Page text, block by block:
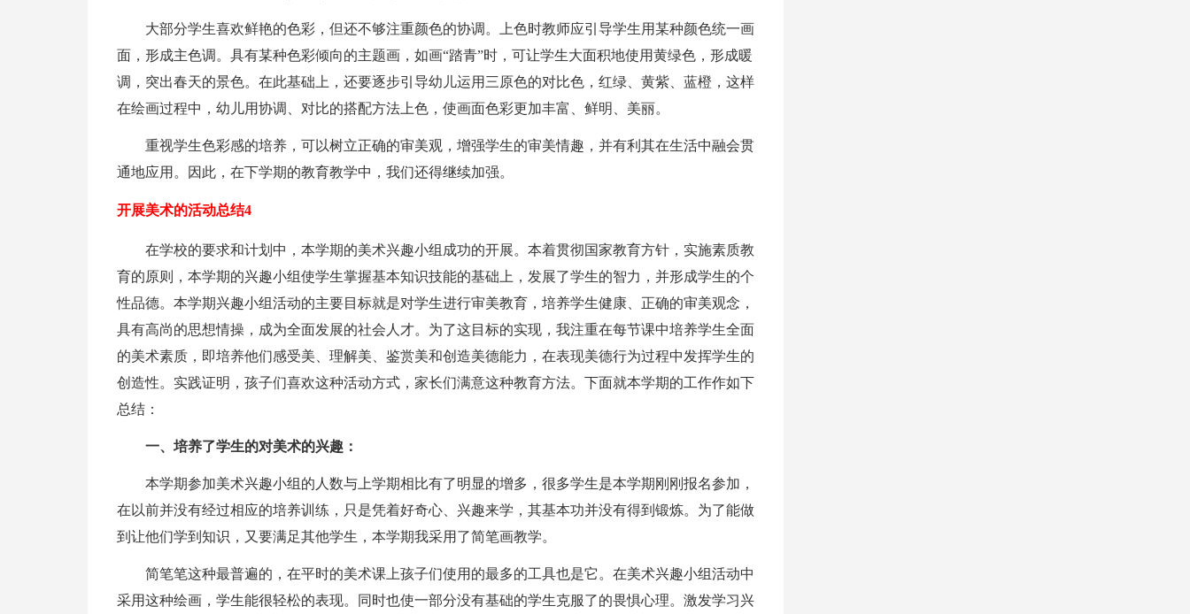
大部分学生喜欢鲜艳的色彩，但还不够注重颜色的协调。上色时教师应引导学生用某种颜色统一画
面，形成主色调。具有某种色彩倾向的主题画，如画“踏青”时，可让学生大面积地使用黄绿色，形成暖
调，突出春天的景色。在此基础上，还要逐步引导幼儿运用三原色的对比色，红绿、黄紫、蓝橙，这样
在绘画过程中，幼儿用协调、对比的搭配方法上色，使画面色彩更加丰富、鲜明、美丽。
重视学生色彩感的培养，可以树立正确的审美观，增强学生的审美情趣，并有利其在生活中融会贯
通地应用。因此，在下学期的教育教学中，我们还得继续加强。
开展美术的活动总结4
在学校的要求和计划中，本学期的美术兴趣小组成功的开展。本着贯彻国家教育方针，实施素质教
育的原则，本学期的兴趣小组使学生掌握基本知识技能的基础上，发展了学生的智力，并形成学生的个
性品德。本学期兴趣小组活动的主要目标就是对学生进行审美教育，培养学生健康、正确的审美观念，
具有高尚的思想情操，成为全面发展的社会人才。为了这目标的实现，我注重在每节课中培养学生全面
的美术素质，即培养他们感受美、理解美、鉴赏美和创造美德能力，在表现美德行为过程中发挥学生的
创造性。实践证明，孩子们喜欢这种活动方式，家长们满意这种教育方法。下面就本学期的工作作如下
总结：
一、培养了学生的对美术的兴趣：
本学期参加美术兴趣小组的人数与上学期相比有了明显的增多，很多学生是本学期刚刚报名参加，
在以前并没有经过相应的培养训练，只是凭着好奇心、兴趣来学，其基本功并没有得到锻炼。为了能做
到让他们学到知识，又要满足其他学生，本学期我采用了简笔画教学。
简笔笔这种最普遍的，在平时的美术课上孩子们使用的最多的工具也是它。在美术兴趣小组活动中
采用这种绘画，学生能很轻松的表现。同时也使一部分没有基础的学生克服了的畏惧心理。激发学习兴